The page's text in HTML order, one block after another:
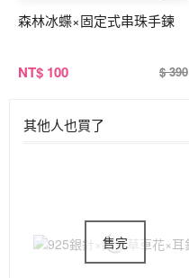
森林冰蝶×固定式串珠手鍊
NT$ 100 $ 390
其他人也買了